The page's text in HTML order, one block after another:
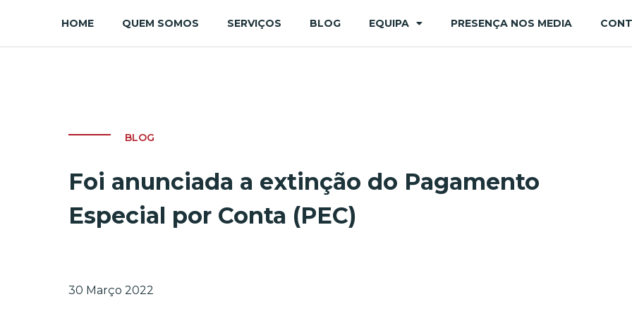
HOME QUEM SOMOS SERVIÇOS BLOG EQUIPA PRESENÇA NOS MEDIA
BLOG
Foi anunciada a extinção do Pagamento
Especial por Conta (PEC)
30 Março 2022